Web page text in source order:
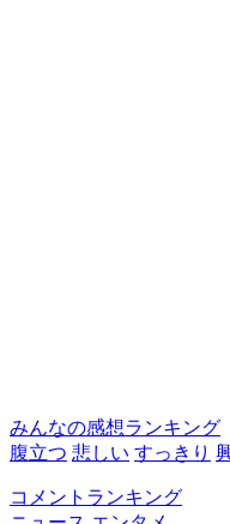
みんなの感想ランキング
腹立つ 悲しい すっきり
コメントランキング